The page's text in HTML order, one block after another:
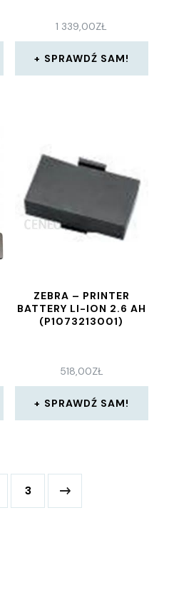
1 339,00ZŁ
SPRAWDŹ SAM!
ZEBRA – PRINTER
BATTERY LI-ION 2.6 AH
(P1073213001)
518,00ZŁ
SPRAWDŹ SAM!
3